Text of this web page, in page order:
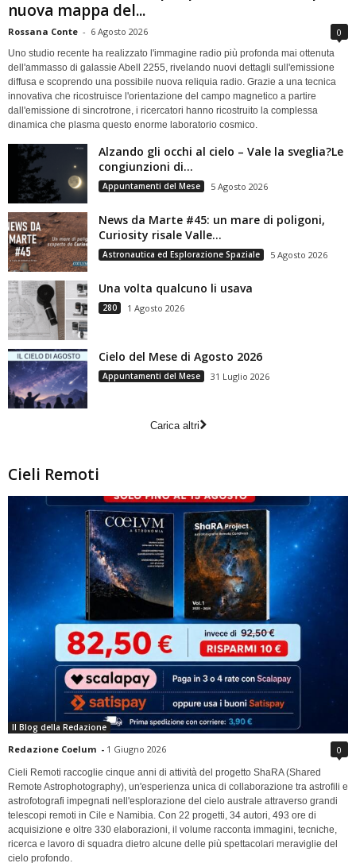
nuova mappa del...
Rossana Conte - 6 Agosto 2026 0
Uno studio recente ha realizzato l'immagine radio più profonda mai ottenuta
dell'ammasso di galassie Abell 2255, rivelando nuovi dettagli sull'emissione
diffusa e scoprendo una possibile nuova reliquia radio. Grazie a una tecnica
innovativa che ricostruisce l'orientazione del campo magnetico a partire
dall'emissione di sincrotrone, i ricercatori hanno ricostruito la complessa
dinamica che plasma questo enorme laboratorio cosmico.
Alzando gli occhi al cielo – Vale la sveglia?Le
congiunzioni di...
Appuntamenti del Mese 5 Agosto 2026
News da Marte #45: un mare di poligoni,
Curiosity risale Valle...
Astronautica ed Esplorazione Spaziale 5 Agosto 2026
Una volta qualcuno li usava
280 1 Agosto 2026
Cielo del Mese di Agosto 2026
Appuntamenti del Mese 31 Luglio 2026
Carica altri
Cieli Remoti
Il Blog della Redazione
Redazione Coelum - 1 Giugno 2026 0
Cieli Remoti raccoglie cinque anni di attività del progetto ShaRA (Shared
Remote Astrophotography), un'esperienza unica di collaborazione tra astrofili e
astrofotografi impegnati nell'esplorazione del cielo australe attraverso grandi
telescopi remoti in Cile e Namibia. Con 22 progetti, 34 autori, 493 ore di
acquisizione e oltre 330 elaborazioni, il volume racconta immagini, tecniche,
ricerca e lavoro di squadra dietro alcune delle più spettacolari meraviglie del
cielo profondo.